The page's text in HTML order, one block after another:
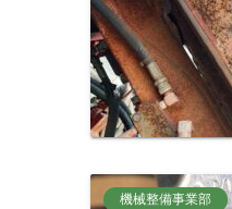
機械整備事業部